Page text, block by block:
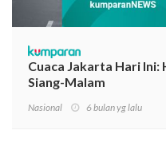
Cuaca Jakarta Hari Ini:
Siang-Malam
Nasional 6 bulan yg lalu